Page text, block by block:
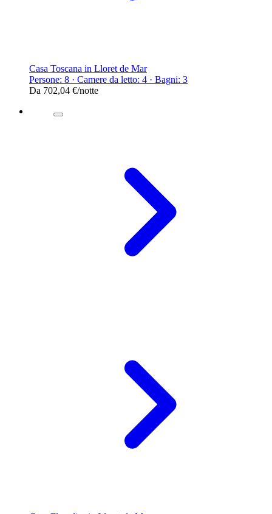
Casa Toscana in Lloret de Mar
Persone: 8 · Camere da letto: 4 · Bagni: 3
Da 702,04 €/notte